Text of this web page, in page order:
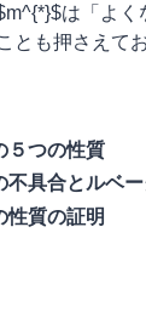
は「よ
とも押さえて
５つの性質
不具合とルベ
性質の証明